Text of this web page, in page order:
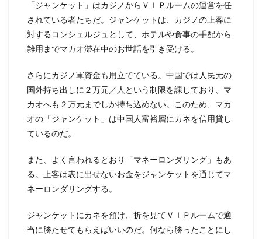
「ジャンケット」はカジノからＶＩＰルームの運営を任
されている者たちだ。ジャンケットは、カジノの上客に
対するコンシェルジュとして、ホテルや食事の手配から
雑用までマカオ滞在中のお世話を引き受ける。
さらにカジノ軍資金も用立てている。中国では人民元の
国外持ち出しに２万元／人という制限を課しており、マ
カオへも２万元までしか持ち込めない。このため、マカ
オの「ジャンケット」は中国人富裕層にカネを信用貸し
ているのだ。
また、よく言われるとおり「マネーロンダリング」もあ
る。上客は表に出せないお金をジャンケットを通じてマ
ネーロンダリングする。
ジャンケットにカネを預け、折を見てＶＩＰルームで適
当に勝たせてもらえばいいのだ。何なら勝ったことにし